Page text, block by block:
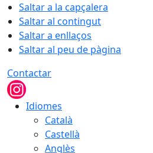
Saltar a la capçalera
Saltar al contingut
Saltar a enllaços
Saltar al peu de pàgina
Contactar
Idiomes
Català
Castellà
Anglès